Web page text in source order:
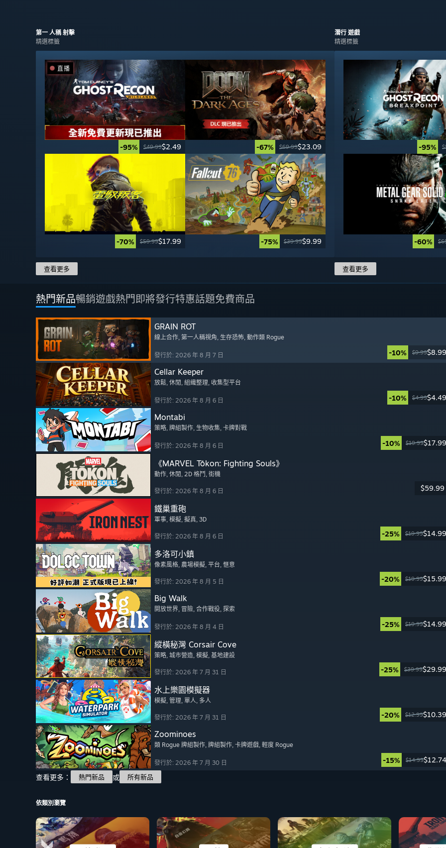
第一 人稱射擊
精選標籤
-95% $49.99$2.49
直播
-67% $69.99$23.09
-70% $59.99$17.99 -75% $39.99$9.99
查看更多
潛行 遊戲
精選標籤
-95%
-60%
查看更多
熱門新品暢銷遊戲熱門即將發行特惠話題免費商品
GRAIN ROT
線上合作, 第一人稱視角, 生存恐怖, 動作類 Rogue
發行於: 2026 年 8 月 7 日 -10% $9.99$8.99
Cellar Keeper
放鬆, 休閒 , 組織整理, 收集型平台
發行於: 2026 年 8 月 6 日 -10% $4.99$4.49
Montabi
策略, 牌組製作, 生物收集, 卡牌對戰
發行於: 2026 年 8 月 6 日 -10% $19.99$17.99
《MARVEL Tōkon: Fighting Souls》
動作, 休閒 , 2D 格鬥 , 街機
發行於: 2026 年 8 月 6 日 $59.99
鐵巢重砲
軍事, 模擬, 擬真, 3D
發行於: 2026 年 8 月 6 日 -25% $19.99$14.99
多洛可小鎮
像素風格, 農場模擬, 平台, 愜意
發行於: 2026 年 8 月 5 日 -20% $19.99$15.99
Big Walk
開放世界, 冒險, 合作戰役, 探索
發行於: 2026 年 8 月 4 日 -25% $19.99$14.99
縱橫秘灣 Corsair Cove
策略, 城市營造, 模擬, 基地建設
發行於: 2026 年 7 月 31 日 -25% $39.99$29.99
水上樂園模擬器
模擬, 管理, 單人, 多人
發行於: 2026 年 7 月 31 日 -20% $12.99$10.39
Zoominoes
類 Rogue 牌組製作, 牌組製作, 卡牌遊戲, 輕度 Rogue
發行於: 2026 年 7 月 30 日 -15% $14.99$12.74
查看更多： 熱門新品 或 所有新品
依類別瀏覽